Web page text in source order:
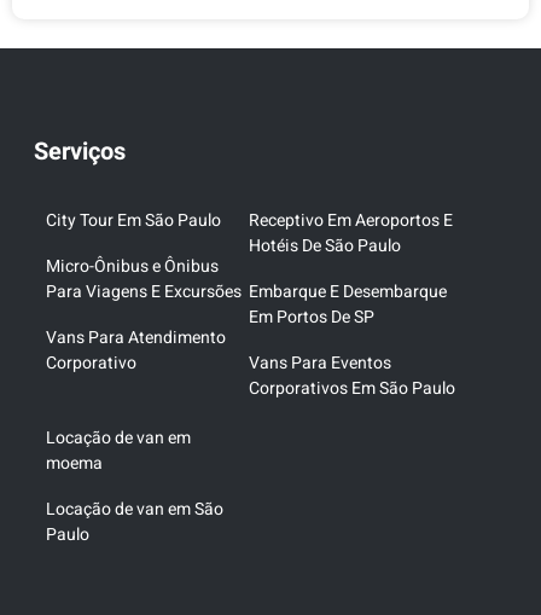
Serviços
City Tour Em São Paulo
Micro-Ônibus e Ônibus
Para Viagens E Excursões
Vans Para Atendimento
Corporativo
Receptivo Em Aeroportos E
Hotéis De São Paulo
Embarque E Desembarque
Em Portos De SP
Vans Para Eventos
Corporativos Em São Paulo
Locação de van em
moema
Locação de van em São
Paulo